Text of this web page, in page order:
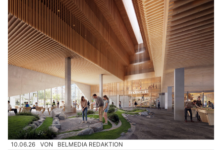
10.06.26 VON BELMEDIA REDAKTION